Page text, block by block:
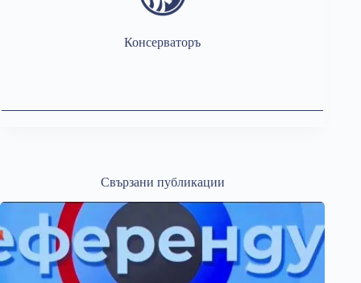
Консерваторъ
Свързани публикации